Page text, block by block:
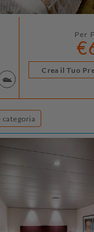
Per
Crea il Tuo
Descrizione categoria